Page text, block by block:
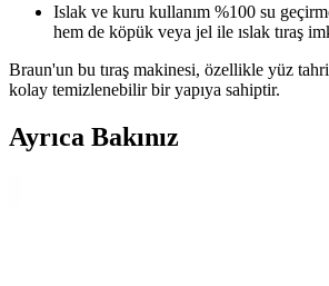
Islak ve kuru kullanım %100 su
hem de köpük veya jel ile ıslak tıraş
Braun'un bu tıraş makinesi, özellikle yüz
kolay temizlenebilir bir yapıya sahiptir.
Ayrıca Bakınız